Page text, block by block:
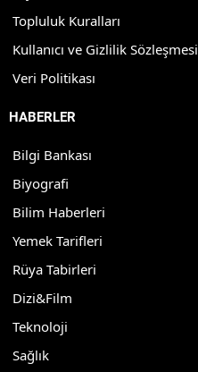
Topluluk Kuralları
Kullanıcı ve Gizlilik Sözleşmesi
Veri Politikası
HABERLER
Bilgi Bankası
Biyografi
Bilim Haberleri
Yemek Tarifleri
Rüya Tabirleri
Dizi&Film
Teknoloji
Sağlık